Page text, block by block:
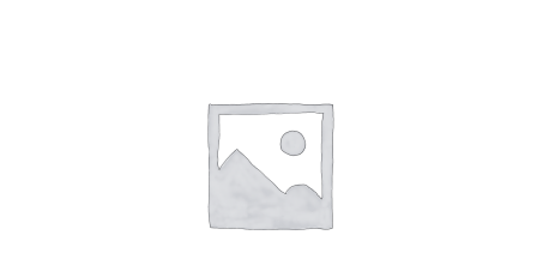
ΠΡΟΣΘΉΚΗ ΣΤΟ ΚΑΛΆΘΙ